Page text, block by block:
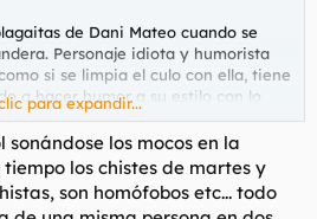
de Dani Mateo cuando se
Personaje idiota y humorista
si se limpia el culo con ella, tiene
a hacer humor a su estilo con lo
no veas la que le cayó. Sobre su
otro día, que por ahí le vino
rebote.
mayor inquisición ideológica de hoy
para expandir...
sonándose los mocos en la
los chistes de martes y
son homófobos etc... todo